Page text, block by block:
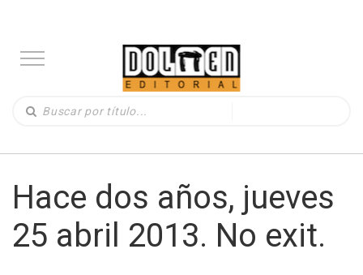
Hace dos años, jueves
25 abril 2013. No exit.